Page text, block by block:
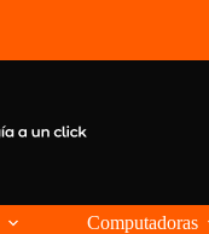
Computadoras